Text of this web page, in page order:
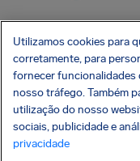
Utilizamos cookies para
corretamente, para
fornecer funcionalidades
nosso tráfego. Também
utilização do nosso
sociais, publicidade e
privacidade